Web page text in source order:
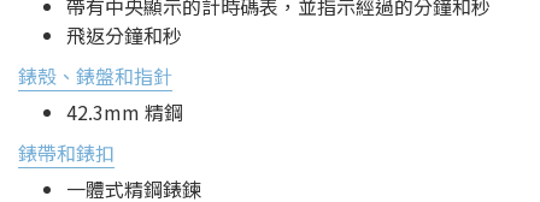
帶有中央顯示的計時碼表，並指示經過的分鐘和秒
飛返分鐘和秒
錶殼、錶盤和指針
42.3mm 精鋼
錶帶和錶扣
一體式精鋼錶鍊